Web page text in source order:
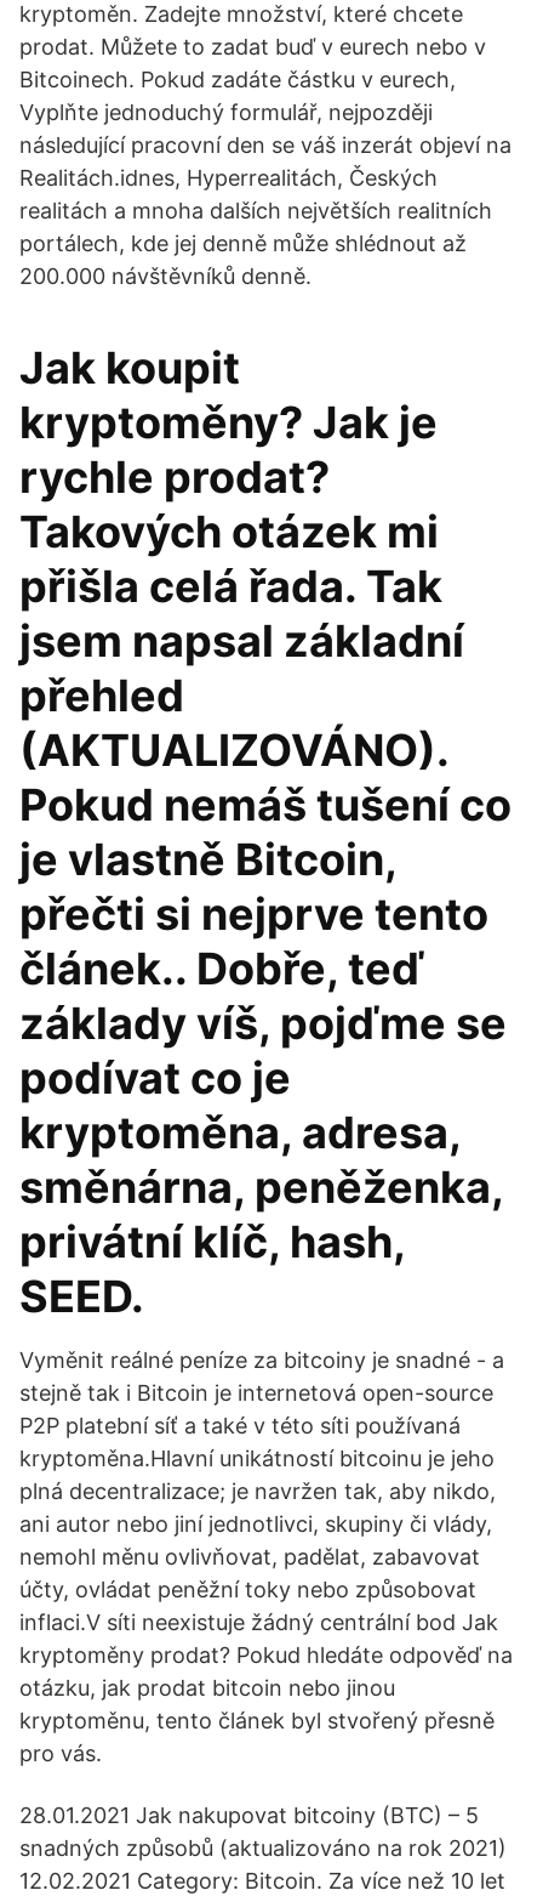
kryptoměn. Zadejte množství, které chcete
prodat. Můžete to zadat buď v eurech nebo v
Bitcoinech. Pokud zadáte částku v eurech,
Vyplňte jednoduchý formulář, nejpozději
následující pracovní den se váš inzerát objeví na
Realitách.idnes, Hyperrealitách, Českých
realitách a mnoha dalších největších realitních
portálech, kde jej denně může shlédnout až
200.000 návštěvníků denně.
Jak koupit
kryptoměny? Jak je
rychle prodat?
Takových otázek mi
přišla celá řada. Tak
jsem napsal základní
přehled
(AKTUALIZOVÁNO).
Pokud nemáš tušení co
je vlastně Bitcoin,
přečti si nejprve tento
článek.. Dobře, teď
základy víš, pojďme se
podívat co je
kryptoměna, adresa,
směnárna, peněženka,
privátní klíč, hash,
SEED.
Vyměnit reálné peníze za bitcoiny je snadné - a
stejně tak i Bitcoin je internetová open-source
P2P platební síť a také v této síti používaná
kryptoměna.Hlavní unikátností bitcoinu je jeho
plná decentralizace; je navržen tak, aby nikdo,
ani autor nebo jiní jednotlivci, skupiny či vlády,
nemohl měnu ovlivňovat, padělat, zabavovat
účty, ovládat peněžní toky nebo způsobovat
inflaci.V síti neexistuje žádný centrální bod Jak
kryptoměny prodat? Pokud hledáte odpověď na
otázku, jak prodat bitcoin nebo jinou
kryptoměnu, tento článek byl stvořený přesně
pro vás.
28.01.2021 Jak nakupovat bitcoiny (BTC) – 5
snadných způsobů (aktualizováno na rok 2021)
12.02.2021 Category: Bitcoin. Za více než 10 let